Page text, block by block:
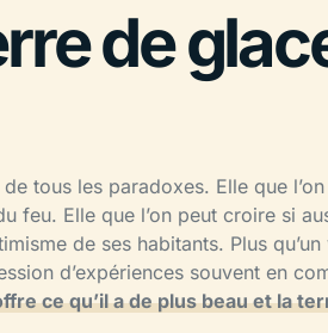
de
tous les paradoxes. Elle que
feu. Elle que l’on peut croire si
de ses habitants. Plus
d’expériences souvent en
ce qu’il a de plus beau et la